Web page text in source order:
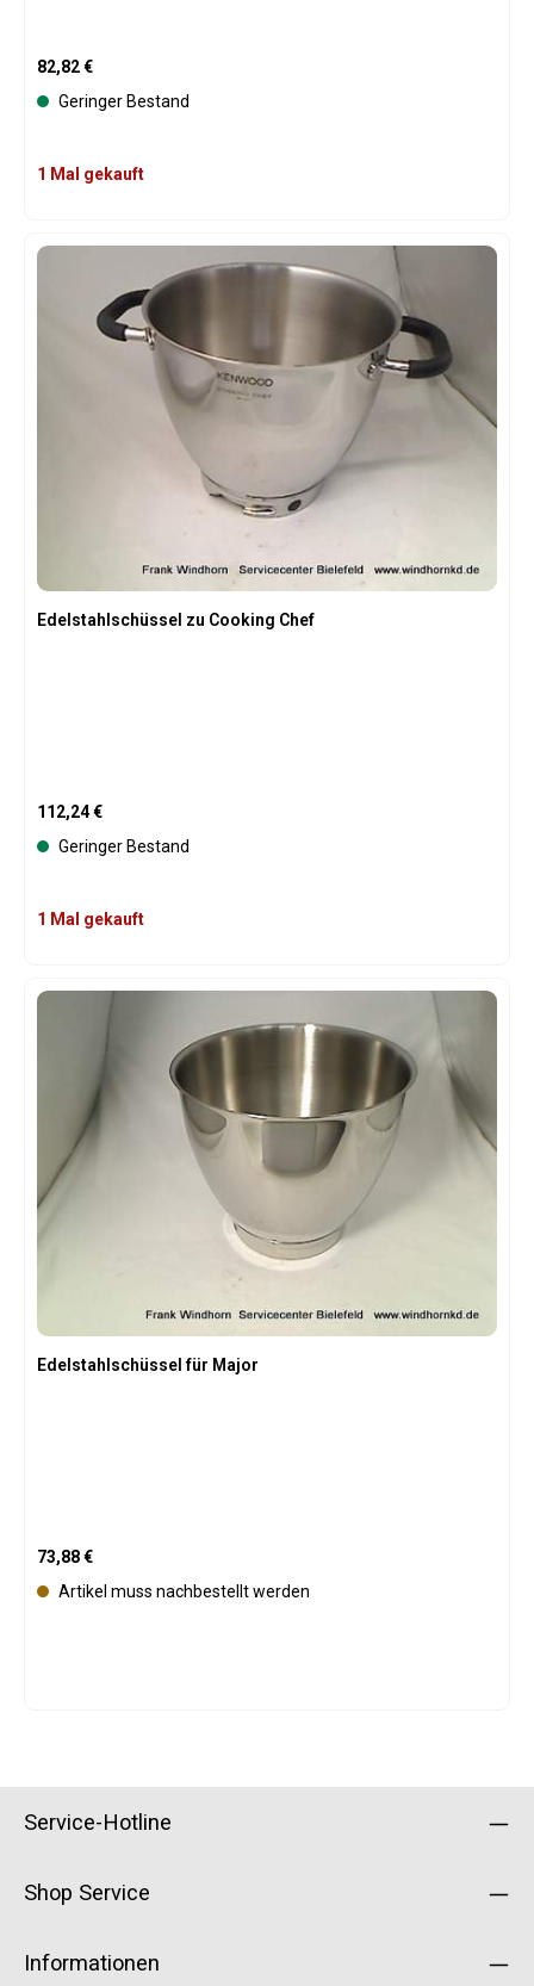
Regulärer Preis:
82,82 €
Geringer Bestand
1 Mal gekauft
Edelstahlschüssel zu Cooking Chef
Regulärer Preis:
112,24 €
Geringer Bestand
1 Mal gekauft
Edelstahlschüssel für Major
Regulärer Preis:
73,88 €
Artikel muss nachbestellt werden
Service-Hotline
Shop Service
Informationen